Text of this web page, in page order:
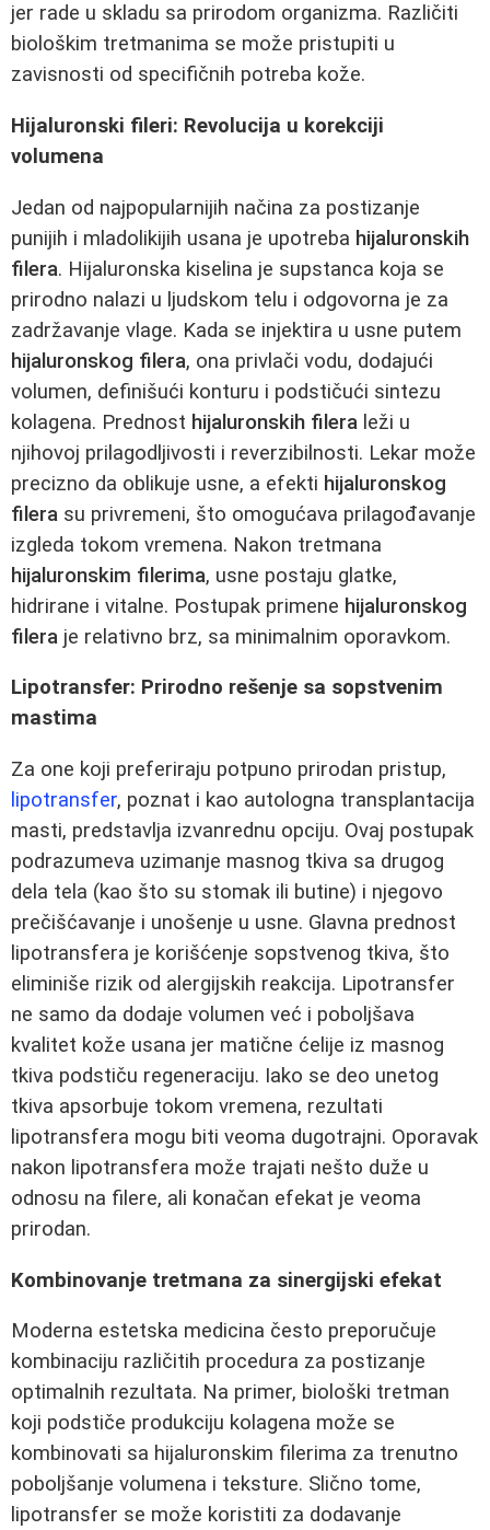
jer rade u skladu sa prirodom organizma. Različiti
biološkim tretmanima se može pristupiti u
zavisnosti od specifičnih potreba kože.
Hijaluronski fileri: Revolucija u korekciji
volumena
Jedan od najpopularnijih načina za postizanje
punijih i mladolikijih usana je upotreba hijaluronskih
filera. Hijaluronska kiselina je supstanca koja se
prirodno nalazi u ljudskom telu i odgovorna je za
zadržavanje vlage. Kada se injektira u usne putem
hijaluronskog filera, ona privlači vodu, dodajući
volumen, definišući konturu i podstičući sintezu
kolagena. Prednost hijaluronskih filera leži u
njihovoj prilagodljivosti i reverzibilnosti. Lekar može
precizno da oblikuje usne, a efekti hijaluronskog
filera su privremeni, što omogućava prilagođavanje
izgleda tokom vremena. Nakon tretmana
hijaluronskim filerima, usne postaju glatke,
hidrirane i vitalne. Postupak primene hijaluronskog
filera je relativno brz, sa minimalnim oporavkom.
Lipotransfer: Prirodno rešenje sa sopstvenim
mastima
Za one koji preferiraju potpuno prirodan pristup,
lipotransfer, poznat i kao autologna transplantacija
masti, predstavlja izvanrednu opciju. Ovaj postupak
podrazumeva uzimanje masnog tkiva sa drugog
dela tela (kao što su stomak ili butine) i njegovo
prečišćavanje i unošenje u usne. Glavna prednost
lipotransfera je korišćenje sopstvenog tkiva, što
eliminiše rizik od alergijskih reakcija. Lipotransfer
ne samo da dodaje volumen već i poboljšava
kvalitet kože usana jer matične ćelije iz masnog
tkiva podstiču regeneraciju. Iako se deo unetog
tkiva apsorbuje tokom vremena, rezultati
lipotransfera mogu biti veoma dugotrajni. Oporavak
nakon lipotransfera može trajati nešto duže u
odnosu na filere, ali konačan efekat je veoma
prirodan.
Kombinovanje tretmana za sinergijski efekat
Moderna estetska medicina često preporučuje
kombinaciju različitih procedura za postizanje
optimalnih rezultata. Na primer, biološki tretman
koji podstiče produkciju kolagena može se
kombinovati sa hijaluronskim filerima za trenutno
poboljšanje volumena i teksture. Slično tome,
lipotransfer se može koristiti za dodavanje